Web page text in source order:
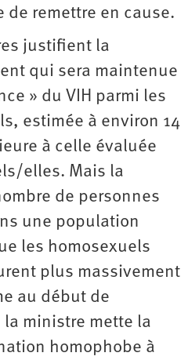
de remettre en cause.
justifient la
qui sera maintenue
» du VIH parmi les
estimée à environ 14
à celle évaluée
elles. Mais la
de personnes
une population
les homosexuels
plus massivement
au début de
la ministre mette la
homophobe à